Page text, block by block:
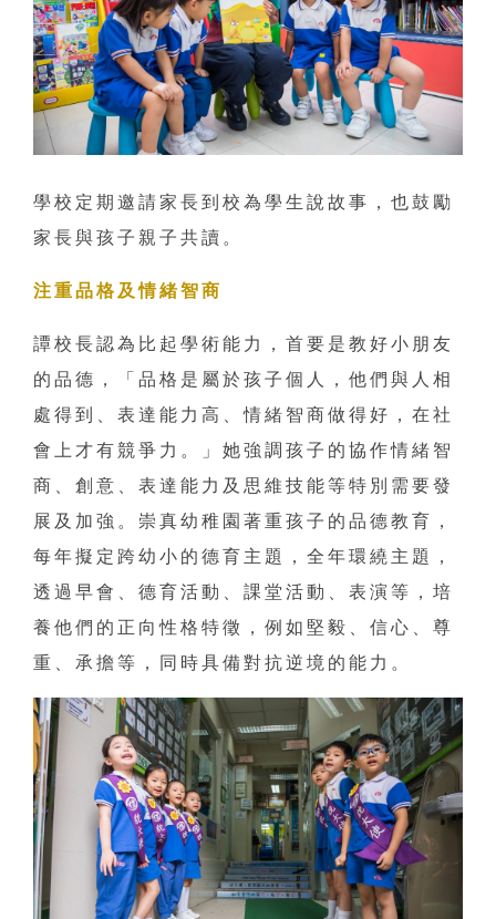
學校定期邀請家長到校為學生說故事，也鼓勵
家長與孩子親子共讀。
注重品格及情緒智商
譚校長認為比起學術能力，首要是教好小朋友
的品德，「品格是屬於孩子個人，他們與人相
處得到、表達能力高、情緒智商做得好，在社
會上才有競爭力。」她強調孩子的協作情緒智
商、創意、表達能力及思維技能等特別需要發
展及加強。崇真幼稚園著重孩子的品德教育，
每年擬定跨幼小的德育主題，全年環繞主題，
透過早會、德育活動、課堂活動、表演等，培
養他們的正向性格特徵，例如堅毅、信心、尊
重、承擔等，同時具備對抗逆境的能力。